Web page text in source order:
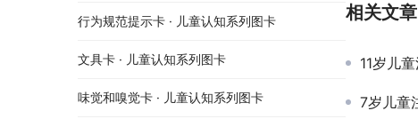
相关文章
11岁儿
7岁儿童
行为规范提示卡 · 儿童认知系列图卡
文具卡 · 儿童认知系列图卡
味觉和嗅觉卡 · 儿童认知系列图卡